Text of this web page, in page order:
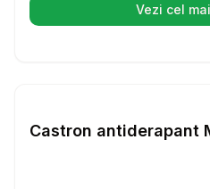
Vezi cel
Castron antiderapant